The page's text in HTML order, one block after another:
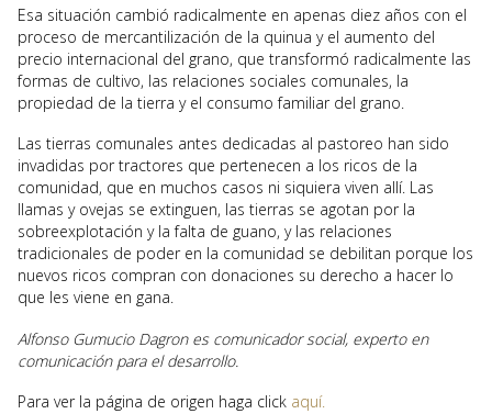
Esa situación cambió radicalmente en apenas diez años con el
proceso de mercantilización de la quinua y el aumento del
precio internacional del grano, que transformó radicalmente las
formas de cultivo, las relaciones sociales comunales, la
propiedad de la tierra y el consumo familiar del grano.
Las tierras comunales antes dedicadas al pastoreo han sido
invadidas por tractores que pertenecen a los ricos de la
comunidad, que en muchos casos ni siquiera viven allí. Las
llamas y ovejas se extinguen, las tierras se agotan por la
sobreexplotación y la falta de guano, y las relaciones
tradicionales de poder en la comunidad se debilitan porque los
nuevos ricos compran con donaciones su derecho a hacer lo
que les viene en gana.
Alfonso Gumucio Dagron es comunicador social, experto en
comunicación para el desarrollo.
Para ver la página de origen haga click aquí.